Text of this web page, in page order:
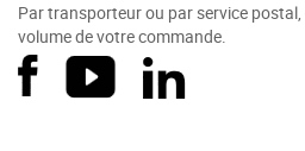
Par transporteur ou par service
volume de votre commande.